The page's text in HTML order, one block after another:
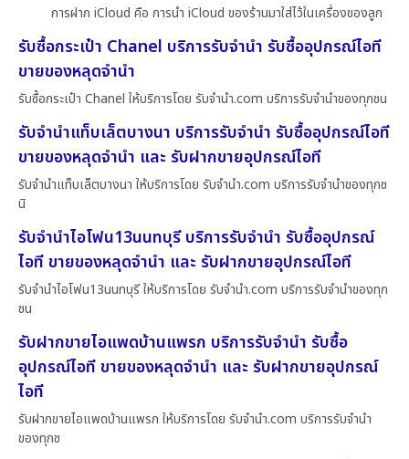
การฝาก iCloud คือ การนำ iCloud ของร้านมาใส่ไว้ในเครื่องของลูก
รับซื้อกระเป๋า Chanel บริการรับจำนำ รับซื้ออุปกรณ์ไอที
ขายของหลุดจำนำ
รับซื้อกระเป๋า Chanel ให้บริการโดย รับจํานํา.com บริการรับจำนำของทุกชน
รับจำนำแท็บเล็ตบางนา บริการรับจำนำ รับซื้ออุปกรณ์ไอที
ขายของหลุดจำนำ และ รับฝากขายอุปกรณ์ไอที
รับจำนำแท็บเล็ตบางนา ให้บริการโดย รับจํานํา.com บริการรับจำนำของทุกช
นิ
รับจำนำไอโฟน13นนทบุรี บริการรับจำนำ รับซื้ออุปกรณ์
ไอที ขายของหลุดจำนำ และ รับฝากขายอุปกรณ์ไอที
รับจำนำไอโฟน13นนทบุรี ให้บริการโดย รับจํานํา.com บริการรับจำนำของทุก
ชน
รับฝากขายไอแพดบ้านแพรก บริการรับจำนำ รับซื้อ
อุปกรณ์ไอที ขายของหลุดจำนำ และ รับฝากขายอุปกรณ์
ไอที
รับฝากขายไอแพดบ้านแพรก ให้บริการโดย รับจํานํา.com บริการรับจำนำ
ของทุกช